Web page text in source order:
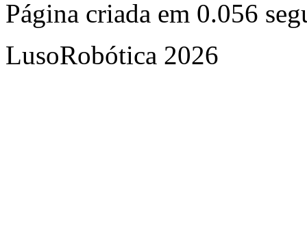
Página criada em 0.056
LusoRobótica 2026